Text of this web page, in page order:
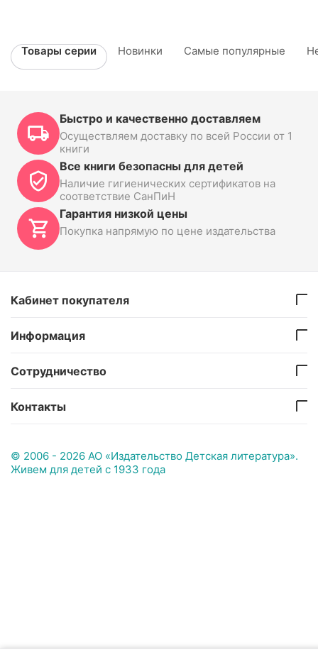
Товары серии Новинки Самые популярные
Быстро и качественно доставляем
Осуществляем доставку по всей России от 1
книги
Все книги безопасны для детей
Наличие гигиенических сертификатов на
соответствие СанПиН
Гарантия низкой цены
Покупка напрямую по цене издательства
Кабинет покупателя
Информация
Сотрудничество
Контакты
© 2006 - 2026 АО «Издательство Детская литература».
Живем для детей с 1933 года